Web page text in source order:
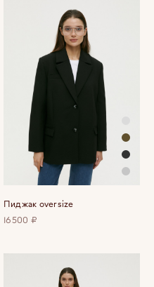
Пиджак oversize
16500 ₽